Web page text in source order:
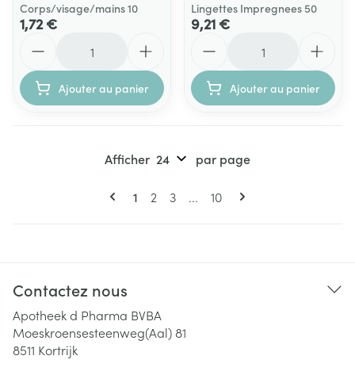
Corps/visage/mains 10
1,72 €
Ajouter au panier
Lingettes Impregnees 50
9,21 €
Ajouter au panier
Pages
Vous lisez actuellement la page
1 Page
2 Page
3 ... Page
10
Afficher par page
Contactez nous
Apotheek d Pharma BVBA
Moeskroensesteenweg(Aal) 81
8511 Kortrijk